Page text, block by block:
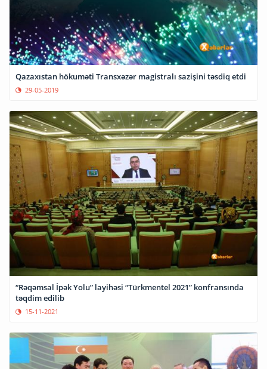
Qazaxıstan hökuməti Transxəzər magistralı sazişini təsdiq etdi
29-05-2019
“Rəqəmsal İpək Yolu” layihəsi “Türkmentel 2021” konfransında
təqdim edilib
15-11-2021